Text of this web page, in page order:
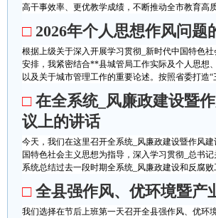
高干事效率、更优教学成绩，不断推动全市教育高
□ 2026年个人思想作风问题
根据上级关于深入开展学习贯彻_新时代中国特色
安排，我紧密结合**县城管局工作实际及个人思想
以及关于城市管理工作的重要论述。按照省委打造“
□ 在全系统_风廉政建设暨
议上的讲话
今天，我们在这里召开全系统_风廉政建设暨作风
国特色社会主义思想为指导，深入学习贯彻_总书
系统总结过去一段时期全系统_风廉政建设和反腐
□ 全县强作风、优环境暨产
我们选择在节后上班第一天召开全县强作风、优环